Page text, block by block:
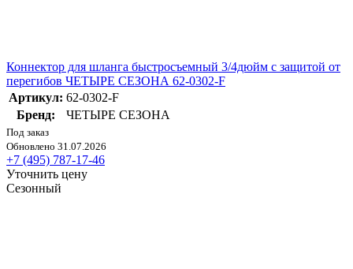
Коннектор для шланга быстросъемный 3/4дюйм с защитой от
перегибов ЧЕТЫРЕ СЕЗОНА 62-0302-F
Артикул: 62-0302-F
Бренд:
ЧЕТЫРЕ СЕЗОНА
Под заказ
Обновлено 31.07.2026
+7 (495) 787-17-46
Уточнить цену
Сезонный